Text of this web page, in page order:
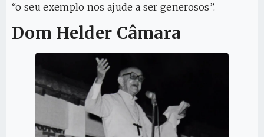
“o seu exemplo nos ajude a ser generosos”.
Dom Helder Câmara